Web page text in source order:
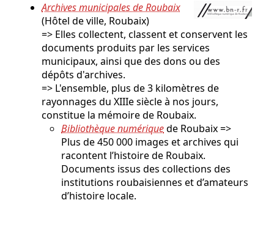
Archives municipales de Roubaix
(Hôtel de ville, Roubaix)
=> Elles collectent, classent et conservent les
documents produits par les services
municipaux, ainsi que des dons ou des
dépôts d'archives.
=> L'ensemble, plus de 3 kilomètres de
rayonnages du XIIIe siècle à nos jours,
constitue la mémoire de Roubaix.
Bibliothèque numériquede Roubaix =>
Plus de 450 000 images et archives qui
racontent l’histoire de Roubaix.
Documents issus des collections des
institutions roubaisiennes et d’amateurs
d’histoire locale.